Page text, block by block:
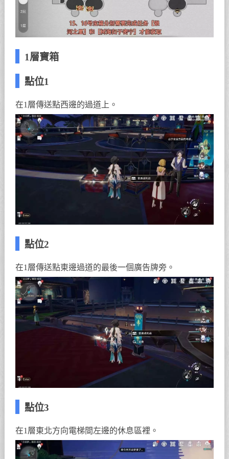
1層寶箱
點位1
在1層傳送點西邊的過道上。
點位2
在1層傳送點東邊過道的最後一個廣告牌旁。
點位3
在1層東北方向電梯間左邊的休息區裡。